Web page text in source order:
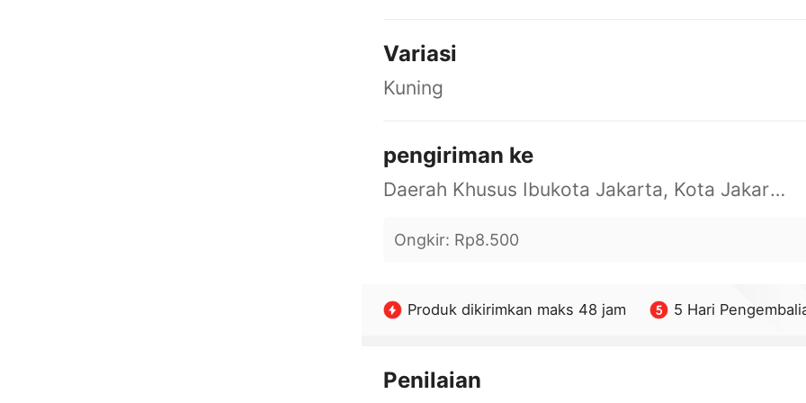
Variasi
Kuning
pengiriman ke
Daerah Khusus Ibukota Jakarta, Kota Jakarta Barat, Cengkareng, yy
Ongkir: Rp8.500
Produk dikirimkan maks 48 jam 5 Hari
Penilaian